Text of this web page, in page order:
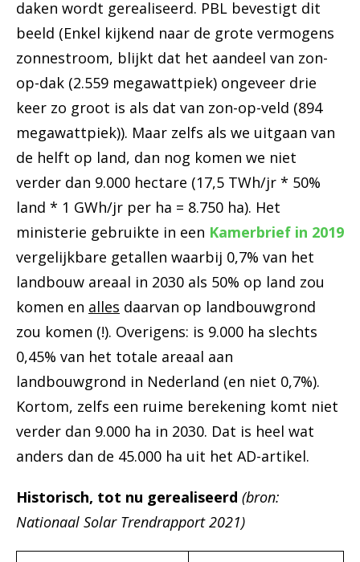
daken wordt gerealiseerd. PBL bevestigt dit
beeld (Enkel kijkend naar de grote vermogens
zonnestroom, blijkt dat het aandeel van zon-
op-dak (2.559 megawattpiek) ongeveer drie
keer zo groot is als dat van zon-op-veld (894
megawattpiek)). Maar zelfs als we uitgaan van
de helft op land, dan nog komen we niet
verder dan 9.000 hectare (17,5 TWh/jr * 50%
land * 1 GWh/jr per ha = 8.750 ha). Het
ministerie gebruikte in een Kamerbrief in 2019
vergelijkbare getallen waarbij 0,7% van het
landbouw areaal in 2030 als 50% op land zou
komen en alles daarvan op landbouwgrond
zou komen (!). Overigens: is 9.000 ha slechts
0,45% van het totale areaal aan
landbouwgrond in Nederland (en niet 0,7%).
Kortom, zelfs een ruime berekening komt niet
verder dan 9.000 ha in 2030. Dat is heel wat
anders dan de 45.000 ha uit het AD-artikel.
Historisch, tot nu gerealiseerd (bron:
Nationaal Solar Trendrapport 2021)